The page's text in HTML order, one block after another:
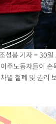
성봉 기자 = 30
주노동자들이
별 철폐 및 권리